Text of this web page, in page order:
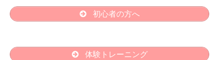
初心者の方へ
体験トレーニング